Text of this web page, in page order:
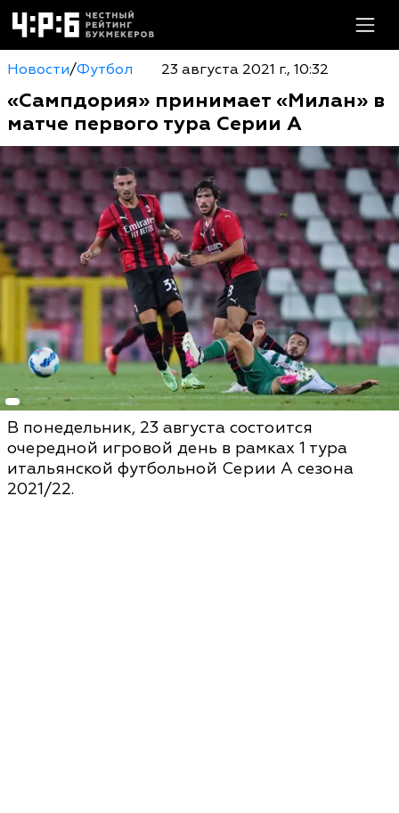
Новости/Футбол 23 августа 2021 г., 10:32
«Сампдория» принимает «Милан» в
матче первого тура Серии А
В понедельник, 23 августа состоится
очередной игровой день в рамках 1 тура
итальянской футбольной Серии А сезона
2021/22.